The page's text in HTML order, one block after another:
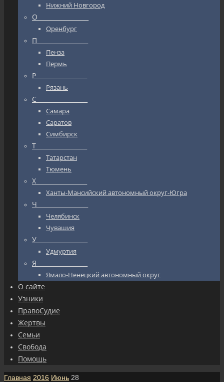
Нижний Новгород
О_________________
Оренбург
П_________________
Пенза
Пермь
Р_________________
Рязань
С_________________
Самара
Саратов
Симбирск
Т_________________
Татарстан
Тюмень
Х_________________
Ханты-Мансийский автономный округ-Югра
Ч_________________
Челябинск
Чувашия
У_________________
Удмуртия
Я_________________
Ямало-Ненецкий автономный округ
О сайте
Узники
ПравоСудие
Жертвы
Семьи
Свобода
Помощь
Главная 2016 Июнь 28